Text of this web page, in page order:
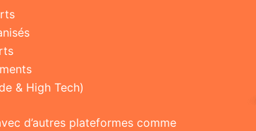
& High Tech)
d’autres plateformes comme